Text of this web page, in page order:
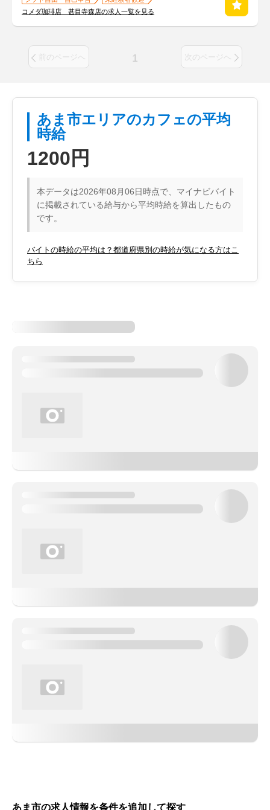
コメダ珈琲店 甚目寺森店の求人一覧を見る
前のページへ 1 次のページへ
あま市エリアのカフェの平均
時給
1200円
本データは2026年08月06日時点で、マイナビバイト
に掲載されている給与から平均時給を算出したもの
です。
バイトの時給の平均は？都道府県別の時給が気になる方はこ
ちら
あま市の求人情報を条件を追加して探す